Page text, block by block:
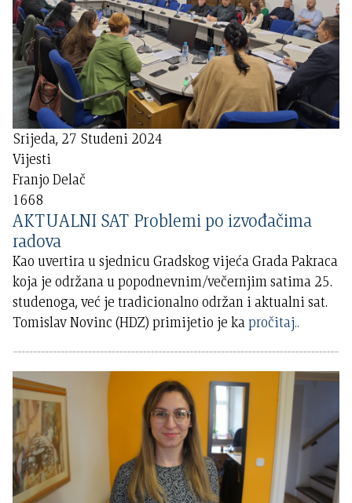
Srijeda, 27 Studeni 2024
Vijesti
Franjo Delač
1668
AKTUALNI SAT Problemi po izvođačima
radova
Kao uvertira u sjednicu Gradskog vijeća Grada Pakraca
koja je održana u popodnevnim/večernjim satima 25.
studenoga, već je tradicionalno održan i aktualni sat.
Tomislav Novinc (HDZ) primijetio je kapročitaj..